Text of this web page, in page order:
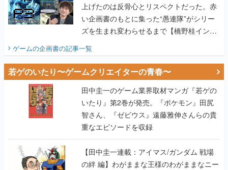
上げたのは反骨心とリスペクトだった。赤
い企画書のもとに集った“愚連隊”がシリー
ズを生まれ変わらせるまで【橋野桂インタ
ビュー】
ゲームの企画書の記事一覧
若ゲのいたり〜ゲームクリエイターの青春〜
田中圭一のゲーム業界取材マンガ『若ゲの
いたり』第2巻が発売。『ポケモン』田尻
智さん、『ゼビウス』遠藤雅伸さんらの貴
重なエピソードを収録
【田中圭一連載：アイマス/ガンダム 戦場
の絆 編】わがままな王様のわがままなニー